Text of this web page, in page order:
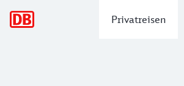
Privatreisen